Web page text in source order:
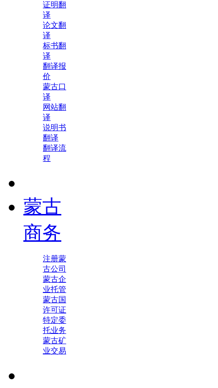
证明翻
译
论文翻
译
标书翻
译
翻译报
价
蒙古口
译
网站翻
译
说明书
翻译
翻译流
程
蒙古
商务
注册蒙
古公司
蒙古企
业托管
蒙古国
许可证
特定委
托业务
蒙古矿
业交易